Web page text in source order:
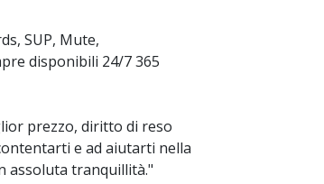
SUP, Mute,
disponibili 24/7 365
prezzo, diritto di reso
e ad aiutarti nella
assoluta tranquillità."